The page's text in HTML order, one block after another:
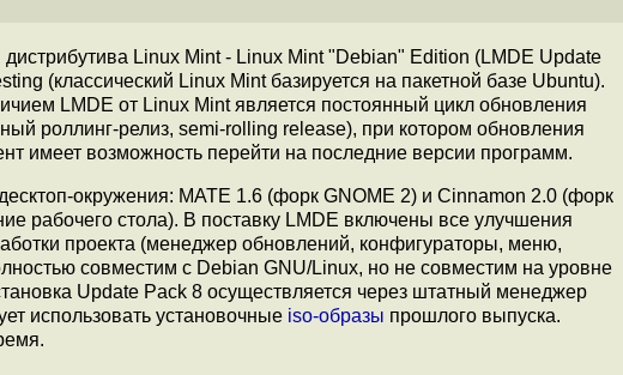
Linux Mint - Linux Mint "Debian" Edition (LMDE Update
(классический Linux Mint базируется на пакетной базе Ubuntu).
LMDE от Linux Mint является постоянный цикл обновления
роллинг-релиз, semi-rolling release), при котором обновления
имеет возможность перейти на последние версии программ.
окружения: MATE 1.6 (форк GNOME 2) и Cinnamon 2.0 (форк
рабочего стола). В поставку LMDE включены все улучшения
проекта (менеджер обновлений, конфигураторы, меню,
совместим с Debian GNU/Linux, но не совместим на уровне
Update Pack 8 осуществляется через штатный менеджер
использовать установочные iso-образы прошлого выпуска.